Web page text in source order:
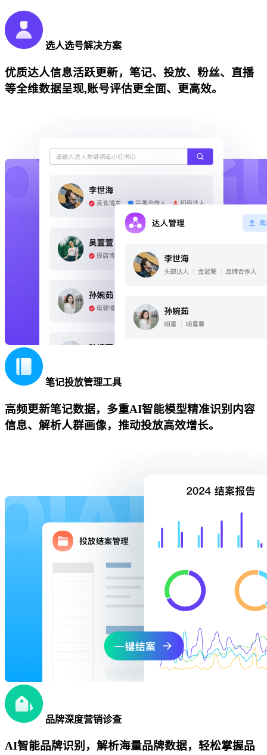
选人选号解决方案
优质达人信息活跃更新，笔记、投放、粉丝、直播
等全维数据呈现,账号评估更全面、更高效。
笔记投放管理工具
高频更新笔记数据，多重AI智能模型精准识别内容
信息、解析人群画像，推动投放高效增长。
品牌深度营销诊查
AI智能品牌识别，解析海量品牌数据，轻松掌握品